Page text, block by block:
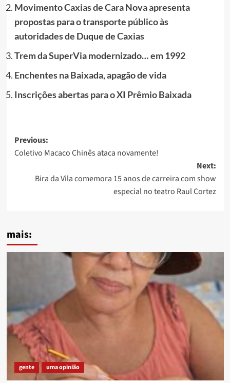
Movimento Caxias de Cara Nova apresenta
propostas para o transporte público às
autoridades de Duque de Caxias
Trem da SuperVia modernizado… em 1992
Enchentes na Baixada, apagão de vida
Inscrições abertas para o XI Prêmio Baixada
Post
navigation
Previous:
Coletivo Macaco Chinês ataca novamente!
Next:
Bira da Vila comemora 15 anos de carreira com show
especial no teatro Raul Cortez
mais:
gente uma opinião